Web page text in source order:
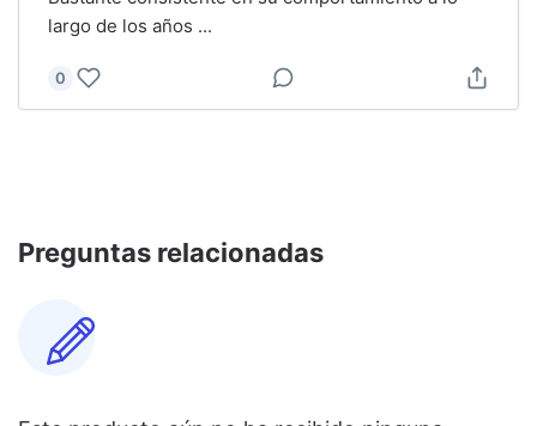
largo de los años ...
0
Preguntas relacionadas